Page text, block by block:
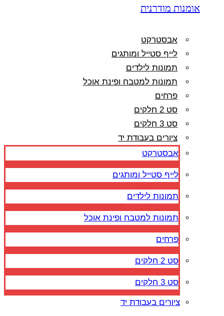
אומנות מודרנית
אבסטרקט
לייף סטייל ומותגים
תמונות לילדים
תמונות למטבח ופינת אוכל
פרחים
סט 2 חלקים
סט 3 חלקים
ציורים בעבודת יד
אבסטרקט
לייף סטייל ומותגים
תמונות לילדים
תמונות למטבח ופינת אוכל
פרחים
סט 2 חלקים
סט 3 חלקים
ציורים בעבודת יד